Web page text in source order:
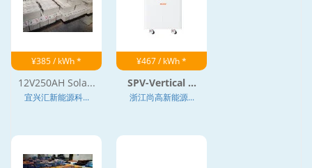
¥385 / kWh *
12V250AH Sola...
宜兴汇新能源科...
¥467 / kWh *
SPV-Vertical ...
浙江尚高新能源...